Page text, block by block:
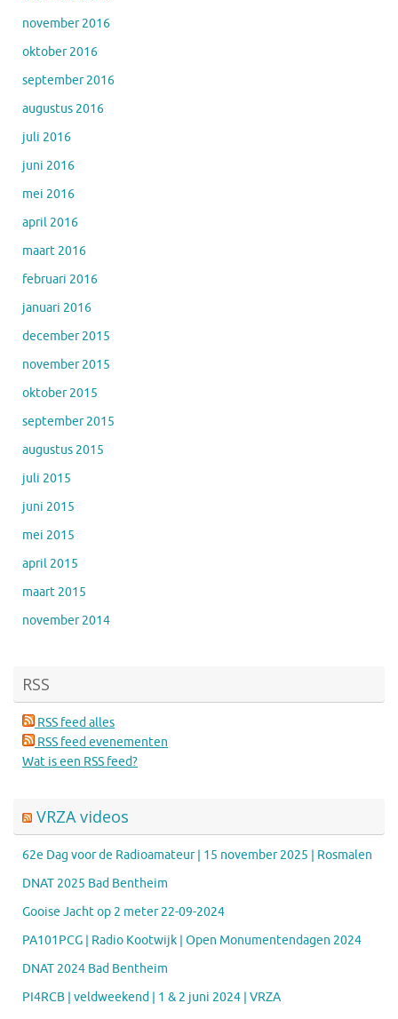
november 2016
oktober 2016
september 2016
augustus 2016
juli 2016
juni 2016
mei 2016
april 2016
maart 2016
februari 2016
januari 2016
december 2015
november 2015
oktober 2015
september 2015
augustus 2015
juli 2015
juni 2015
mei 2015
april 2015
maart 2015
november 2014
RSS
RSS feed alles
RSS feed evenementen
Wat is een RSS feed?
VRZA videos
62e Dag voor de Radioamateur | 15 november 2025 | Rosmalen
DNAT 2025 Bad Bentheim
Gooise Jacht op 2 meter 22-09-2024
PA101PCG | Radio Kootwijk | Open Monumentendagen 2024
DNAT 2024 Bad Bentheim
PI4RCB | veldweekend | 1 & 2 juni 2024 | VRZA